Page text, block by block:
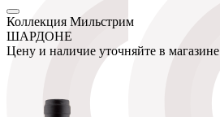
Коллекция Мильстрим
ШАРДОНЕ
Цену и наличие уточняйте в магазине